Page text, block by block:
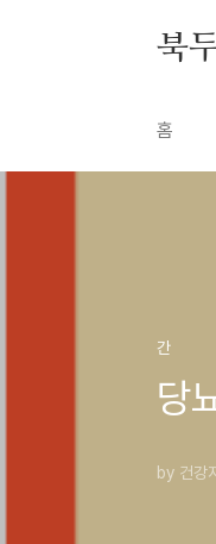
북
홈
간
당
by 건강